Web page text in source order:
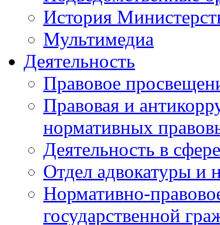
История
Мультимедиа
Деятельность
Правовое
Правовая и
нормативных
Деятельность в
Отдел адвокатуры и
Нормативно-
государственной